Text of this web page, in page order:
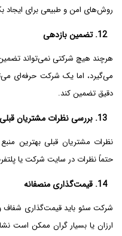
روش‌های امن و طبیعی برای ایجاد
12. تضمین بازدهی
هرچند هیچ شرکتی نمی‌تواند
می‌گیرد، اما یک شرکت حرفه‌ای
دقیق تضمین کند.
13. بررسی نظرات مشتریان قبلی
نظرات مشتریان قبلی بهترین
حتماً نظرات در سایت شرکت یا
14. قیمت‌گذاری منصفانه
شرکت سئو باید قیمت‌گذاری شفاف
ارزان یا بسیار گران ممکن است